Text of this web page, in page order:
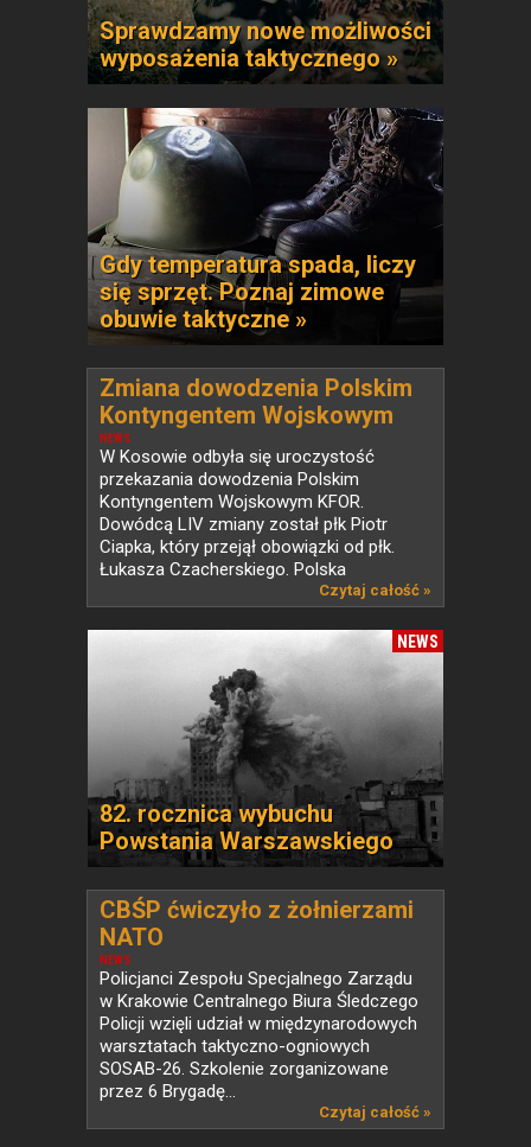
Sprawdzamy nowe możliwości
wyposażenia taktycznego »
Gdy temperatura spada, liczy
się sprzęt. Poznaj zimowe
obuwie taktyczne »
NEWS
Zmiana dowodzenia Polskim
Kontyngentem Wojskowym
KFOR w Kosowie
W Kosowie odbyła się uroczystość
przekazania dowodzenia Polskim
Kontyngentem Wojskowym KFOR.
Dowódcą LIV zmiany został płk Piotr
Ciapka, który przejął obowiązki od płk.
Łukasza Czacherskiego. Polska
Czytaj całość »
NEWS
82. rocznica wybuchu
Powstania Warszawskiego
NEWS
CBŚP ćwiczyło z żołnierzami
NATO
Policjanci Zespołu Specjalnego Zarządu
w Krakowie Centralnego Biura Śledczego
Policji wzięli udział w międzynarodowych
warsztatach taktyczno-ogniowych
SOSAB-26. Szkolenie zorganizowane
przez 6 Brygadę...
Czytaj całość »